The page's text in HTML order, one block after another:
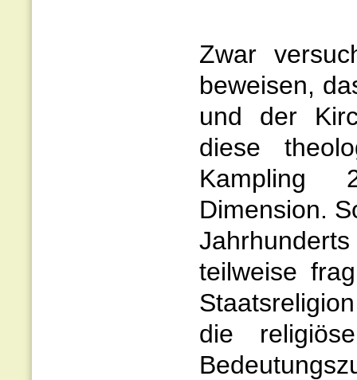
Zwar
beweisen,
und der
diese
Kampling
Dimension.
teilweise
die